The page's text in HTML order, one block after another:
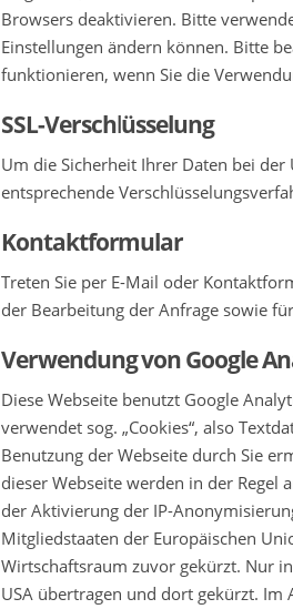
Browsers deaktivieren. Bitte
Einstellungen ändern können. Bitte
funktionieren, wenn Sie die
SSL-Verschlüsselung
Um die Sicherheit Ihrer Daten bei
entsprechende
Kontaktformular
Treten Sie per E-Mail oder
der Bearbeitung der Anfrage sowie
Verwendung von Google
Diese Webseite benutzt Google
verwendet sog. „Cookies“, also
Benutzung der Webseite durch Sie
dieser Webseite werden in der Regel
der Aktivierung der IP-
Mitgliedstaaten der Europäischen
Wirtschaftsraum zuvor gekürzt. Nur
USA übertragen und dort gekürzt.